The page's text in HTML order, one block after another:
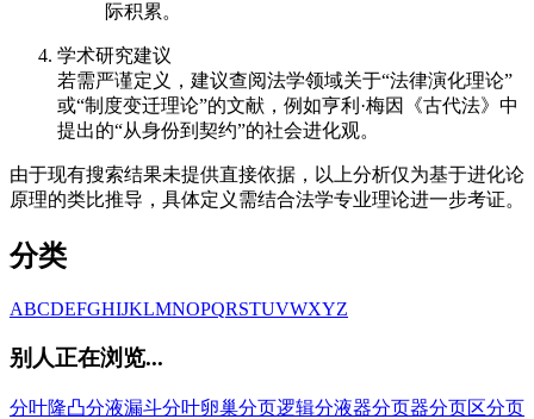
际积累。
学术研究建议
若需严谨定义，建议查阅法学领域关于“法律演化理论”
或“制度变迁理论”的文献，例如亨利·梅因《古代法》中
提出的“从身份到契约”的社会进化观。
由于现有搜索结果未提供直接依据，以上分析仅为基于进化论
原理的类比推导，具体定义需结合法学专业理论进一步考证。
分类
ABCDEFGHIJKLMNOPQRSTUVWXYZ
别人正在浏览...
分叶隆凸分液漏斗分叶卵巢分页逻辑分液器分页器分页区分页